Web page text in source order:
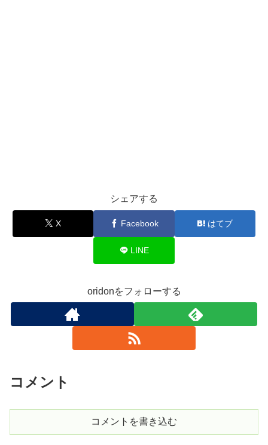
シェアする
X Facebook はてブ
LINE
oridonをフォローする
コメント
コメントを書き込む